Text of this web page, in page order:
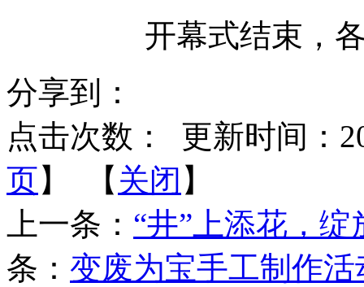
开幕式结束，
分享到：
点击次数：
更新时间：
页】 【 关闭 】
上一条： “井”上添花，
条： 变废为宝手工制作活